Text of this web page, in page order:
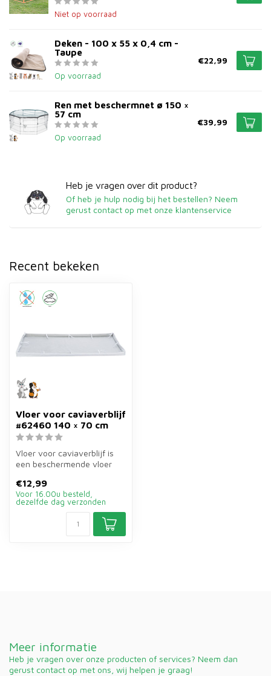
Niet op voorraad
Deken - 100 x 55 x 0,4 cm -
Taupe
Op voorraad
€22,99
Ren met beschermnet ø 150 ×
57 cm
Op voorraad
€39,99
Heb je vragen over dit product?
Of heb je hulp nodig bij het bestellen? Neem
gerust contact op met onze klantenservice
Recent bekeken
Vloer voor caviaverblijf
#62460 140 × 70 cm
Vloer voor caviaverblijf is
een beschermende vloer
vo...
€12,99
Voor 16.00u besteld,
dezelfde dag verzonden
Meer informatie
Heb je vragen over onze producten of services? Neem dan
gerust contact op met ons, wij helpen je graag!